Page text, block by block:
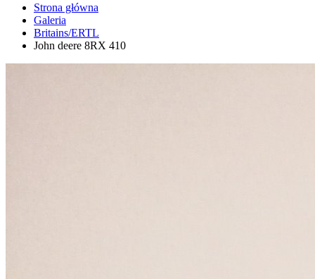
Strona główna
Galeria
Britains/ERTL
John deere 8RX 410